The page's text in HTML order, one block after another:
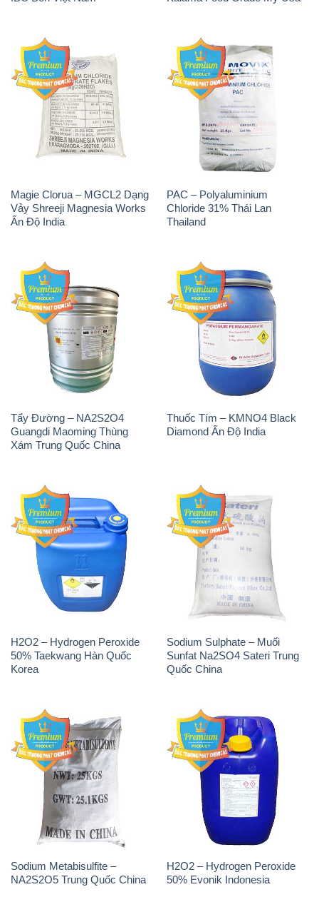
Magie Clorua – MGCL2 Dạng
Vảy Shreeji Magnesia Works
Ấn Độ India
PAC – Polyaluminium
Chloride 31% Thái Lan
Thailand
Tẩy Đường – NA2S2O4
Guangdi Maoming Thùng
Xám Trung Quốc China
Thuốc Tím – KMNO4 Black
Diamond Ấn Độ India
H2O2 – Hydrogen Peroxide
50% Taekwang Hàn Quốc
Korea
Sodium Sulphate – Muối
Sunfat Na2SO4 Sateri Trung
Quốc China
Sodium Metabisulfite –
NA2S2O5 Trung Quốc China
H2O2 – Hydrogen Peroxide
50% Evonik Indonesia